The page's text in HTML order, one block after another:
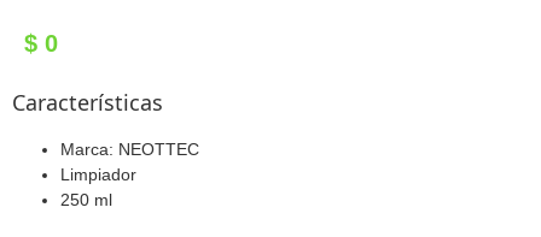
$ 0
Características
Marca: NEOTTEC
Limpiador
250 ml